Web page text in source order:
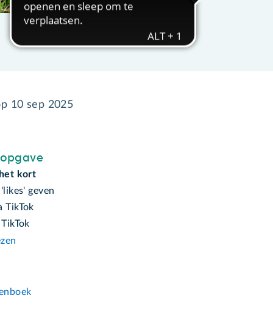
10 sep 2025
kort
geven
TikTok